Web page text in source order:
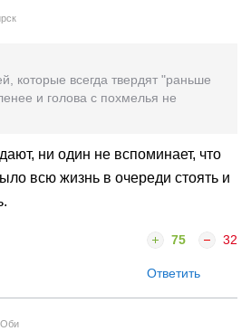
которые всегда твердят "раньше
и голова с похмелья не
ни один не вспоминает, что
всю жизнь в очереди стоять и
75 32
Ответить
Оби